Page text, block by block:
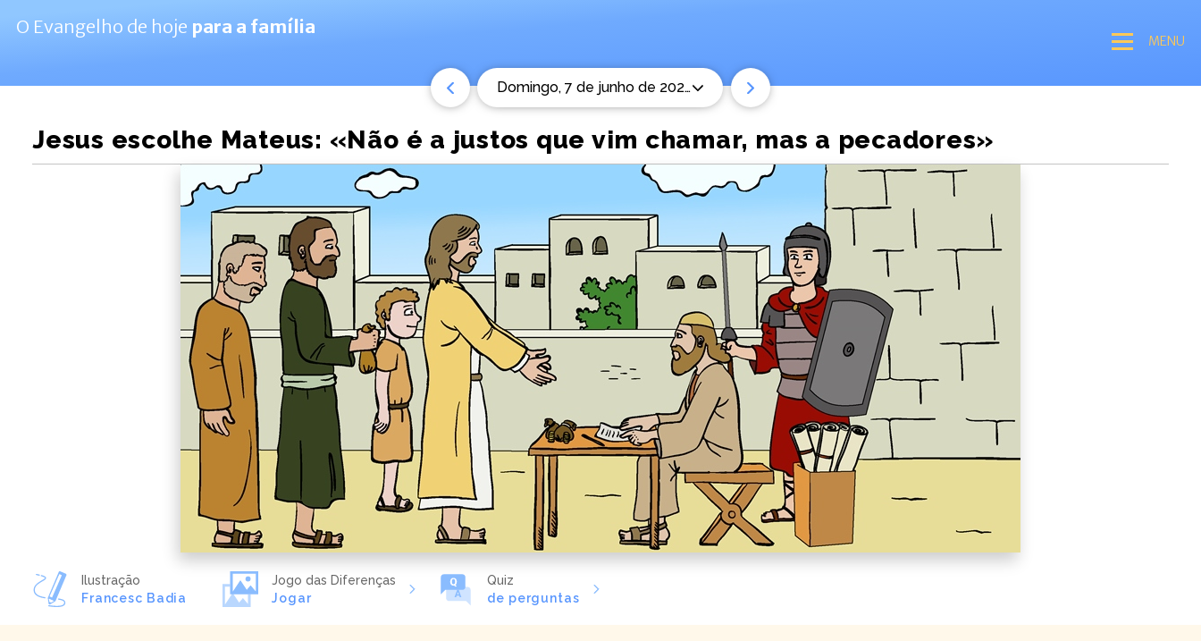
O Evangelho de hoje para a família
MENU
domingo, 7 de junho de 2026
Jesus escolhe Mateus: «Não é a justos que vim chamar, mas a pecadores»
Ilustração
Francesc Badia
Jogo das Diferenças
Jogar
Quiz
de perguntas